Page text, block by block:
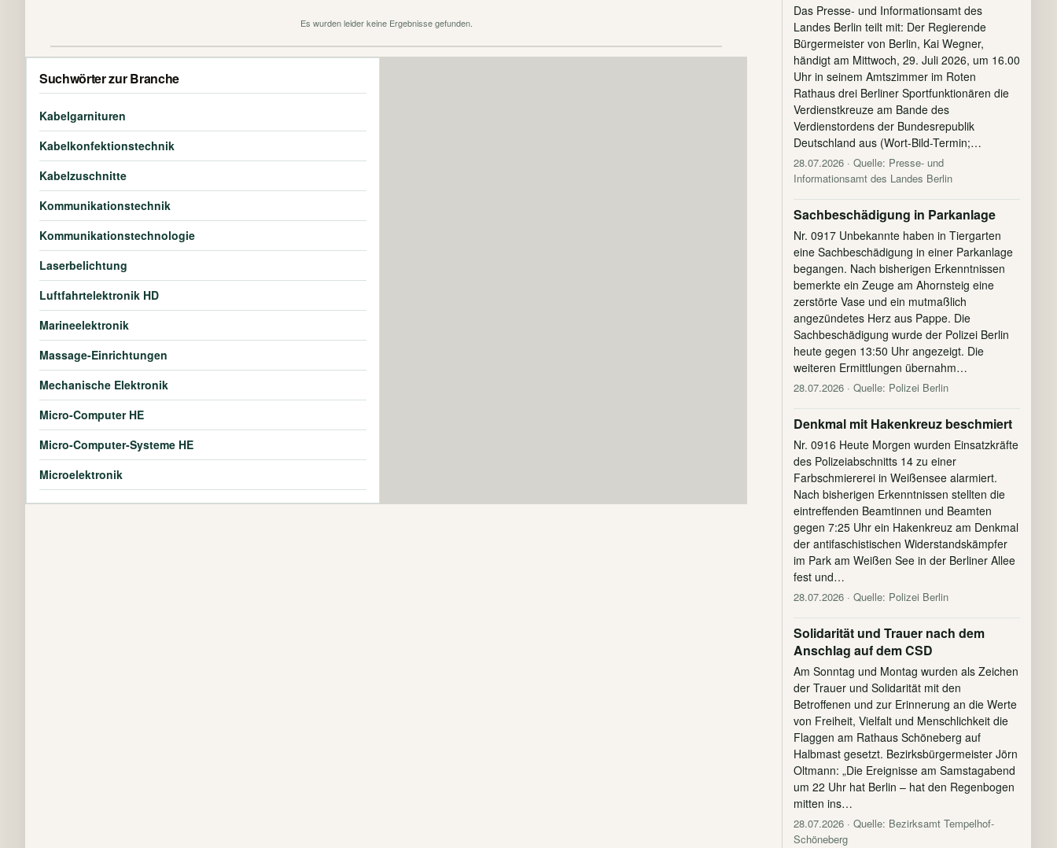
Das Presse- und Informationsamt des
Landes Berlin teilt mit: Der Regierende
Bürgermeister von Berlin, Kai Wegner,
händigt am Mittwoch, 29. Juli 2026, um 16.00
Uhr in seinem Amtszimmer im Roten
Rathaus drei Berliner Sportfunktionären die
Verdienstkreuze am Bande des
Verdienstordens der Bundesrepublik
Deutschland aus (Wort-Bild-Termin;…
28.07.2026 · Quelle: Presse- und
Informationsamt des Landes Berlin
Sachbeschädigung in Parkanlage
Nr. 0917 Unbekannte haben in Tiergarten
eine Sachbeschädigung in einer Parkanlage
begangen. Nach bisherigen Erkenntnissen
bemerkte ein Zeuge am Ahornsteig eine
zerstörte Vase und ein mutmaßlich
angezündetes Herz aus Pappe. Die
Sachbeschädigung wurde der Polizei Berlin
heute gegen 13:50 Uhr angezeigt. Die
weiteren Ermittlungen übernahm…
28.07.2026 · Quelle: Polizei Berlin
Denkmal mit Hakenkreuz beschmiert
Nr. 0916 Heute Morgen wurden Einsatzkräfte
des Polizeiabschnitts 14 zu einer
Farbschmiererei in Weißensee alarmiert.
Nach bisherigen Erkenntnissen stellten die
eintreffenden Beamtinnen und Beamten
gegen 7:25 Uhr ein Hakenkreuz am Denkmal
der antifaschistischen Widerstandskämpfer
im Park am Weißen See in der Berliner Allee
fest und…
28.07.2026 · Quelle: Polizei Berlin
Solidarität und Trauer nach dem
Anschlag auf dem CSD
Am Sonntag und Montag wurden als Zeichen
der Trauer und Solidarität mit den
Betroffenen und zur Erinnerung an die Werte
von Freiheit, Vielfalt und Menschlichkeit die
Flaggen am Rathaus Schöneberg auf
Halbmast gesetzt. Bezirksbürgermeister Jörn
Oltmann: „Die Ereignisse am Samstagabend
um 22 Uhr hat Berlin – hat den Regenbogen
mitten ins…
28.07.2026 · Quelle: Bezirksamt Tempelhof-
Schöneberg
Es wurden leider keine Ergebnisse gefunden.
Suchwörter zur Branche
Kabelgarnituren
Kabelkonfektionstechnik
Kabelzuschnitte
Kommunikationstechnik
Kommunikationstechnologie
Laserbelichtung
Luftfahrtelektronik HD
Marineelektronik
Massage-Einrichtungen
Mechanische Elektronik
Micro-Computer HE
Micro-Computer-Systeme HE
Microelektronik